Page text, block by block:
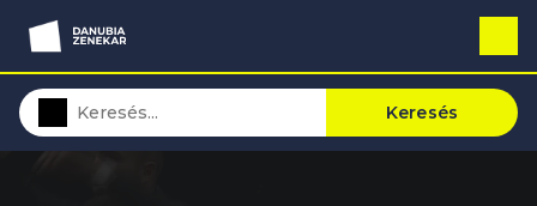
Keresés